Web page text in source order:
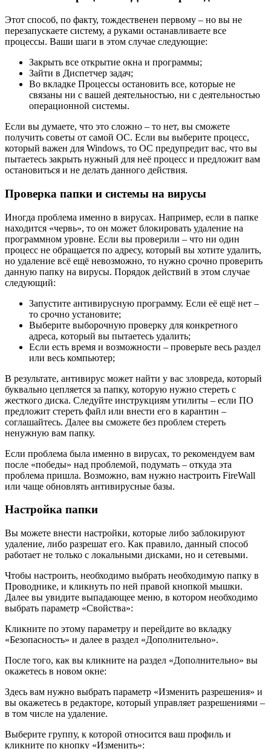
Этот способ, по факту, тождественен первому – но вы не
перезапускаете систему, а руками останавливаете все
процессы. Ваши шаги в этом случае следующие:
Закрыть все открытие окна и программы;
Зайти в Диспетчер задач;
Во вкладке Процессы остановить все, которые не
связаны ни с вашей деятельностью, ни с деятельностью
операционной системы.
Если вы думаете, что это сложно – то нет, вы сможете
получить советы от самой ОС. Если вы выберите процесс,
который важен для Windows, то ОС предупредит вас, что вы
пытаетесь закрыть нужный для неё процесс и предложит вам
остановиться и не делать данного действия.
Проверка папки и системы на вирусы
Иногда проблема именно в вирусах. Например, если в папке
находится «червь», то он может блокировать удаление на
программном уровне. Если вы проверили – что ни один
процесс не обращается по адресу, который вы хотите удалить,
но удаление всё ещё невозможно, то нужно срочно проверить
данную папку на вирусы. Порядок действий в этом случае
следующий:
Запустите антивирусную программу. Если её ещё нет –
то срочно установите;
Выберите выборочную проверку для конкретного
адреса, который вы пытаетесь удалить;
Если есть время и возможности – проверьте весь раздел
или весь компьютер;
В результате, антивирус может найти у вас зловреда, который
буквально цепляется за папку, которую нужно стереть с
жесткого диска. Следуйте инструкциям утилиты – если ПО
предложит стереть файл или внести его в карантин –
соглашайтесь. Далее вы сможете без проблем стереть
ненужную вам папку.
Если проблема была именно в вирусах, то рекомендуем вам
после «победы» над проблемой, подумать – откуда эта
проблема пришла. Возможно, вам нужно настроить FireWall
или чаще обновлять антивирусные базы.
Настройка папки
Вы можете внести настройки, которые либо заблокируют
удаление, либо разрешат его. Как правило, данный способ
работает не только с локальными дисками, но и сетевыми.
Чтобы настроить, необходимо выбрать необходимую папку в
Проводнике, и кликнуть по ней правой кнопкой мышки.
Далее вы увидите выпадающее меню, в котором необходимо
выбрать параметр «Свойства»:
Кликните по этому параметру и перейдите во вкладку
«Безопасность» и далее в раздел «Дополнительно».
После того, как вы кликните на раздел «Дополнительно» вы
окажетесь в новом окне:
Здесь вам нужно выбрать параметр «Изменить разрешения» и
вы окажетесь в редакторе, который управляет разрешениями –
в том числе на удаление.
Выберите группу, к которой относится ваш профиль и
кликните по кнопку «Изменить»: